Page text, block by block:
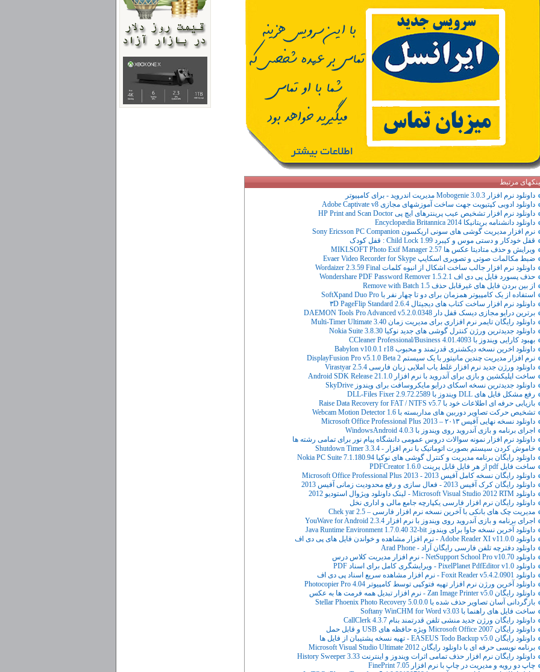
مرتبط
داونلود نرم افزار Mobogenie 3.0.3 مدیریت اندروید - برای کامپیوتر
داونلود ادوبی کپتیویت جهت ساخت آموزشهای مجازی Adobe Captivate v8
داونلود نرم افزار تشخیص عیب پرینترهای ایچ پی HP Print and Scan Doctor
داونلود دانشنامه بریتانیکا Encyclopædia Britannica 2014
نرم افزار مدیریت گوشی های سونی اریکسون Sony Ericsson PC Companion
قفل خودکار و دستی موس و کیبرد Child Lock 1.99 : قفل کودک
ویرایش و حذف متادیتا عکس ها MIKLSOFT Photo Exif Manager 2.57
ضبط مکالمات صوتی و تصویری اسکایپ Evaer Video Recorder for Skype
داونلود نرم افزار جالب ساخت اشکال از انبوه کلمات Wordaizer 2.3.59 Final
حذف پسورد فایل پی دی اف Wondershare PDF Password Remover 1.5.2.1
از بین بردن فایل های غیرقابل حذف Remove with Batch 1.5
استفاده از یک کامپیوتر همزمان برای دو تا چهار نفر با SoftXpand Duo Pro
داونلود نرم افزار ساخت کتاب های دیجیتال ۳D PageFlip Standard 2.6.4
برترین درایو مجازی دیسک قفل دار DAEMON Tools Pro Advanced v5.2.0.0348
داونلود رایگان تایمر نرم افزاری برای مدیریت زمان Multi-Timer Ultimate 3.40
داونلود جدیدترین ورژن کنترل گوشی های جدید نوکیا Nokia Suite 3.8.30
بهبود کارایی ویندوز با CCleaner Professional/Business 4.01.4093
داونلود اخرین نسخه دیکشنری قدرتمند و محبوب Babylon v10.0.1 r18
نرم افزار مدیریت چندین مانیتور با یک سیستم DisplayFusion Pro v5.1.0 Beta 2
داونلود ورژن جدید نرم افزار غلط یاب املایی زبان فارسی Virastyar 2.5.4
ساخت اپلیکشین و بازی برای آندروید با نرم افزار Android SDK Release 21.1.0
داونلود جدیدترین نسخه اسکای درایو مایکروسافت برای ویندوز SkyDrive
رفع مشکل فایل های DLL ویندوز با DLL-Files Fixer 2.9.72.2589
بازیابی حرفه ای اطلاعات خود با Raise Data Recovery for FAT / NTFS v5.7
تشخیص حرکت تصاویر دوربین های مداربسته با Webcam Motion Detector 1.6
داونلود نسخه نهایی آفیس ۲۰۱۳ – Microsoft Office Professional Plus 2013
اجرای برنامه و بازی آندروید روی ویندوز با WindowsAndroid 4.0.3
داونلود نرم افزار نمونه سوالات دروس عمومی دانشگاه پیام نور برای تمامی رشته ها
خاموش کردن سیستم بصورت اتوماتیک با نرم افزار - Shutdown Timer 3.3.4
داونلود رایگان برنامه مدیریت و کنترل گوشی های نوکیا Nokia PC Suite 7.1.180.94
ساخت فایل pdf از هر فایل قابل پرینت PDFCreator 1.6.0
داونلود رایگان نسخه کامل آفیس 2013 - Microsoft Office Professional Plus 2013
داونلود رایگان کرک آفیس 2013 - فعال سازی و رفع محدودیت زمانی آفیس 2013
داونلود Microsoft Visual Studio 2012 RTM - لینک داونلود ویژوال استودیو 2012
داونلود رایگان نرم افزار فارسی یکپارچه جامع مالی و اداری نخل
مدیریت چک های بانکی با آخرین نسخه نرم افزار فارسی – Chek yar 2.5
اجرای برنامه و بازی آندروید روی ویندوز با نرم افزار YouWave for Android 2.3.4
داونلود آخرین نسخه جاوا برای ویندوز Java Runtime Environment 1.7.0.40 32-bit
داونلود Adobe Reader XI v11.0.0 - نرم افزار مشاهده و خواندن فایل های پی دی اف
داونلود دفترچه تلفن فارسی رایگان آراد - Arad Phone
داونلود NetSupport School Pro v10.70 - نرم افزار مدیریت کلاس درس
داونلود PixelPlanet PdfEditor v1.0 - ویرایشگری کامل برای اسناد PDF
داونلود Foxit Reader v5.4.2.0901 - نرم افزار مشاهده سریع اسناد پی دی اف
داونلود آخرین ورژن نرم افزار تهیه فتوکپی توسط کامپیوتر Photocopier Pro 4.04
داونلود رایگان Zan Image Printer v5.0 - نرم افزار تبدیل همه فرمت ها به عکس
بازگردانی آسان تصاویر حذف شده با Stellar Phoenix Photo Recovery 5.0.0.0
ساخت فایل های راهنما با Softany WinCHM for Word v3.03
داونلود رایگان ورژن جدید منشی تلفن قدرتمند بنام CallClerk 4.3.7
داونلود رایگان Microsoft Office 2007 ویژه حافظه های USB و قابل حمل
داونلود رایگان EASEUS Todo Backup v5.0 - تهیه نسخه پشتیبان از فایل ها
برنامه نویسی حرفه ای با داونلود رایگان Microsoft Visual Studio Ultimate 2012
داونلود رایگان نرم افزار حذف تمامی اثرات ویندوز و اینترنت History Sweeper 3.33
چاپ دو رویه و مدیریت در چاپ با نرم افزار FinePrint 7.05